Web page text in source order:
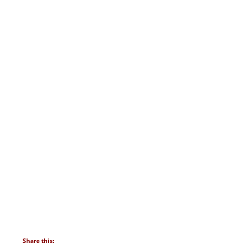
Share this: